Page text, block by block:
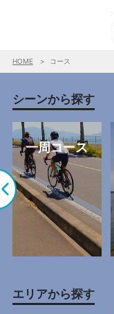
HOME コース
シーンから探す
一周コース
エリアから探す